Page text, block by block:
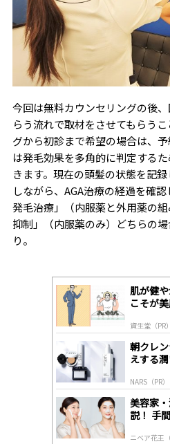
今回は無料カウンセリングの後
らう流れで取材をさせてもらう
グから初診まで希望の場合は、
は発毛効果を多角的に判定する
きます。現在の頭髪の状態を記
しながら、AGA治療の経過を確
発毛治療」（内服薬と外用薬の
抑制」（内服薬のみ）どちらの
り。
肌が健
こそが
資生堂（PR）
朝クレ
えする
NARS（PR）
美容家
説！ 手
ニベア花王（